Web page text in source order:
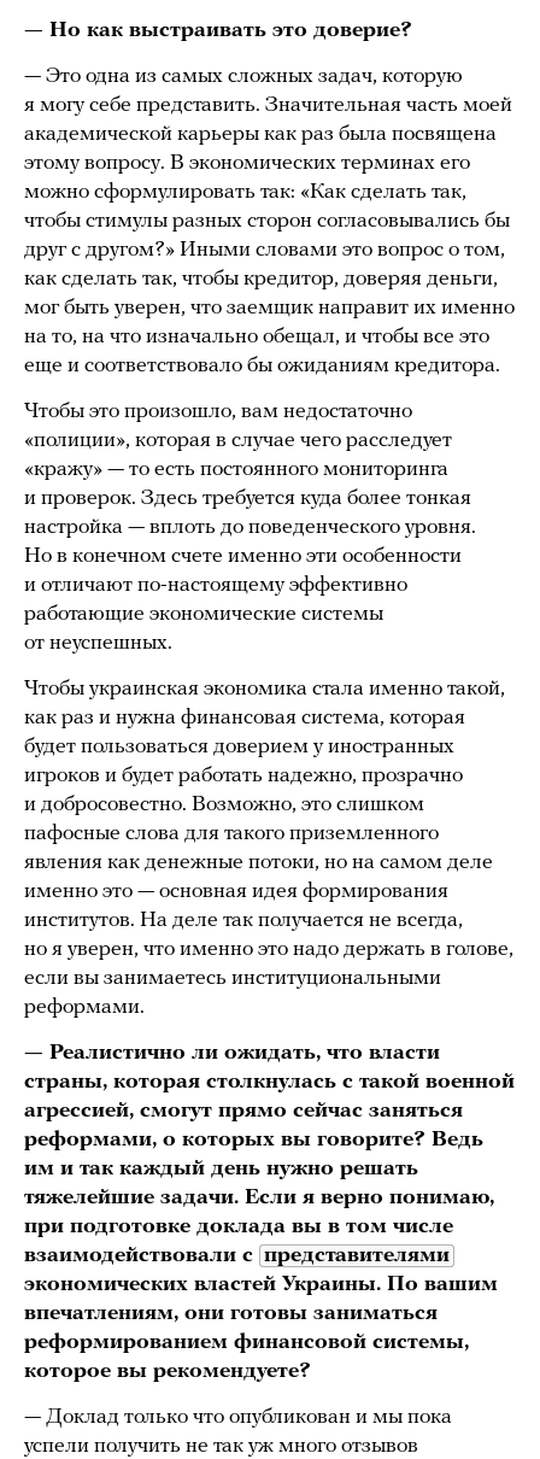
— Но как выстраивать это доверие?
— Это одна из самых сложных задач, которую
я могу себе представить. Значительная часть моей
академической карьеры как раз была посвящена
этому вопросу. В экономических терминах его
можно сформулировать так: «Как сделать так,
чтобы стимулы разных сторон согласовывались бы
друг с другом?» Иными словами это вопрос о том,
как сделать так, чтобы кредитор, доверяя деньги,
мог быть уверен, что заемщик направит их именно
на то, на что изначально обещал, и чтобы все это
еще и соответствовало бы ожиданиям кредитора.
Чтобы это произошло, вам недостаточно
«полиции», которая в случае чего расследует
«кражу» — то есть постоянного мониторинга
и проверок. Здесь требуется куда более тонкая
настройка — вплоть до поведенческого уровня.
Но в конечном счете именно эти особенности
и отличают по-настоящему эффективно
работающие экономические системы
от неуспешных.
Чтобы украинская экономика стала именно такой,
как раз и нужна финансовая система, которая
будет пользоваться доверием у иностранных
игроков и будет работать надежно, прозрачно
и добросовестно. Возможно, это слишком
пафосные слова для такого приземленного
явления как денежные потоки, но на самом деле
именно это — основная идея формирования
институтов. На деле так получается не всегда,
но я уверен, что именно это надо держать в голове,
если вы занимаетесь институциональными
реформами.
— Реалистично ли ожидать, что власти
страны, которая столкнулась с такой военной
агрессией, смогут прямо сейчас заняться
реформами, о которых вы говорите? Ведь
им и так каждый день нужно решать
тяжелейшие задачи. Если я верно понимаю,
при подготовке доклада вы в том числе
взаимодействовали с представителями
экономических властей Украины. По вашим
впечатлениям, они готовы заниматься
реформированием финансовой системы,
которое вы рекомендуете?
— Доклад только что опубликован и мы пока
успели получить не так уж много отзывов